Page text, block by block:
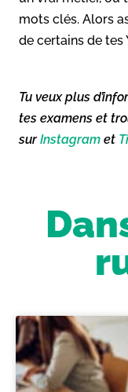
mots clés. Alors
de certains de tes
Tu veux plus
tes examens et
surInstagram et